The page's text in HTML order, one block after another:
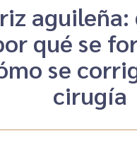
aguileña:
qué se
se
cirugía